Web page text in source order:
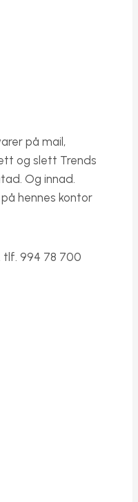
på mail,
og slett Trends
Og innad.
hennes kontor
tlf. 994 78 700